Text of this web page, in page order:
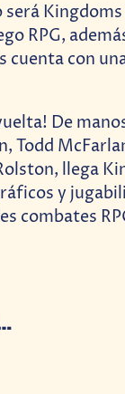
RPG,
con
De
Todd
llega
y
combates
temporalmente este jueves en honor a George Floyd